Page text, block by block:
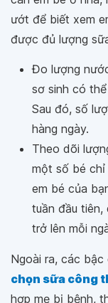
ướt để biết xem
được đủ lượng
Đo lượng
sơ sinh có
Sau đó, số
hàng ngày.
Theo dõi
một số bé chỉ
em bé của
tuần đầu tiên,
trở lên mỗi
Ngoài ra, các
chọn sữa công
hợp mẹ bị bệnh,